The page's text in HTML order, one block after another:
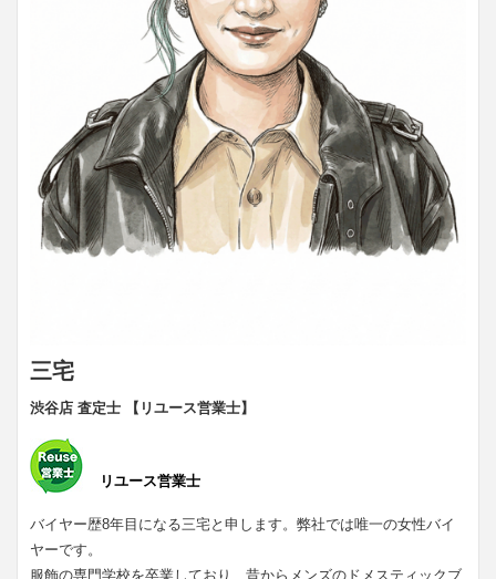
三宅
渋谷店 査定士 【リユース営業士】
リユース営業士
バイヤー歴8年目になる三宅と申します。弊社では唯一の女性バイ
ヤーです。
服飾の専門学校を卒業しており、昔からメンズのドメスティックブ